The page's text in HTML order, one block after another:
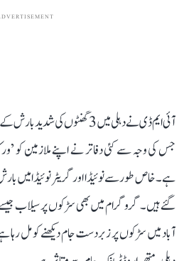
آئی ایم ڈی نے دہلی میں 3
جس کی وجہ سے کئی دفاتر نے اپنے ملازمین
ہے۔ خاص طور سے نوئیڈا اور گریٹر نوئیڈا میں
گئے ہیں۔ گروگرام میں بھی سڑکوں پر سیلاب
آباد میں سڑکوں پر زبردست جام دیکھنے کو مل رہا